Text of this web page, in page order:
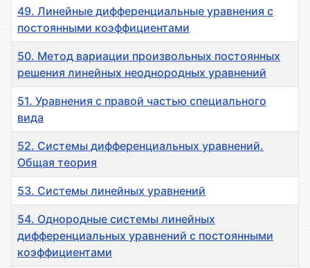
49. Линейные дифференциальные уравнения с
постоянными коэффициентами
50. Метод вариации произвольных постоянных
решения линейных неоднородных уравнений
51. Уравнения с правой частью специального
вида
52. Системы дифференциальных уравнений.
Общая теория
53. Системы линейных уравнений
54. Однородные системы линейных
дифференциальных уравнений с постоянными
коэффициентами